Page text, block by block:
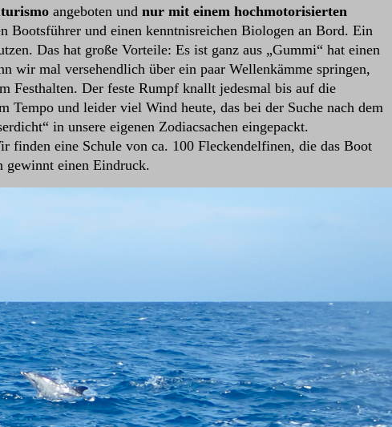
angeboten und nur mit einem hochmotorisierten
Bootsführer und einen kenntnisreichen Biologen an Bord. Ein
Das hat große Vorteile: Es ist ganz aus „Gummi“ hat einen
wir mal versehendlich über ein paar Wellenkämme springen,
Festhalten. Der feste Rumpf knallt jedesmal bis auf die
Tempo und leider viel Wind heute, das bei der Suche nach dem
in unsere eigenen Zodiacsachen eingepackt.
eine Schule von ca. 100 Fleckendelfinen, die das Boot
gewinnt einen Eindruck.